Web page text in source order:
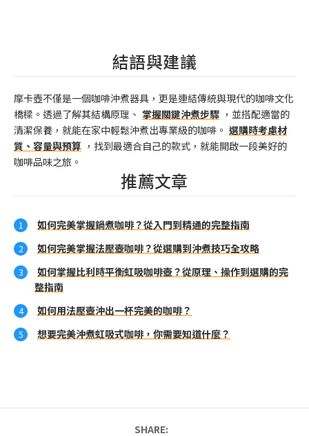
結語與建議
摩卡壺不僅是一個咖啡沖煮器具，更是連結傳統與現代的咖啡文化
橋樑。透過了解其結構原理、 掌握關鍵沖煮步驟 ，並搭配適當的
清潔保養，就能在家中輕鬆沖煮出專業級的咖啡。 選購時考慮材
質、容量與預算 ，找到最適合自己的款式，就能開啟一段美好的
咖啡品味之旅。
推薦文章
如何完美掌握鍋煮咖啡？從入門到精通的完整指南
如何完美掌握法壓壺咖啡？從選購到沖煮技巧全攻略
如何掌握比利時平衡虹吸咖啡壺？從原理、操作到選購的完
整指南
如何用法壓壺沖出一杯完美的咖啡？
想要完美沖煮虹吸式咖啡，你需要知道什麼？
SHARE: